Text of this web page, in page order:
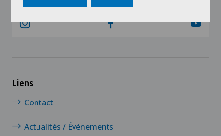
Liens
Contact
Actualités / Événements